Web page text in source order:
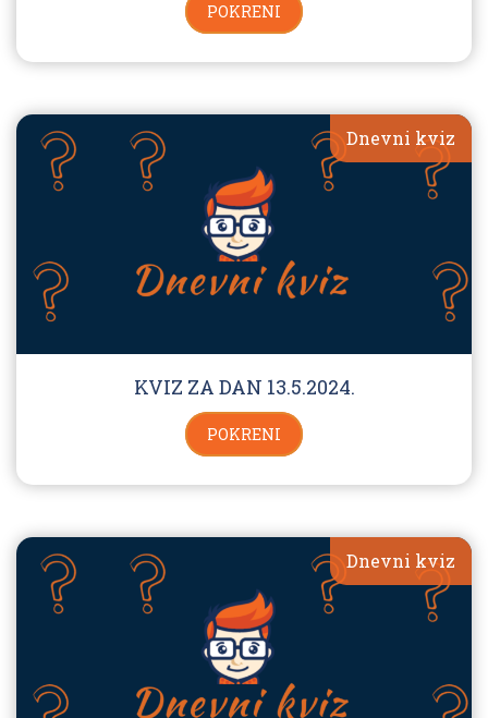
POKRENI
Dnevni kviz
KVIZ ZA DAN 13.5.2024.
POKRENI
Dnevni kviz